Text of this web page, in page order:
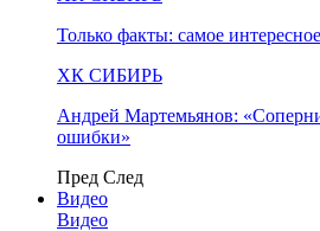
Только факты: самое
ХК СИБИРЬ
Андрей Мартемьянов:
ошибки»
Пред След
Видео
Видео